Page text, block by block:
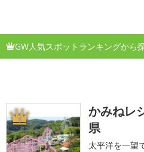
GW人気スポットランキングから
1
かみねレ
県
太平洋を一望